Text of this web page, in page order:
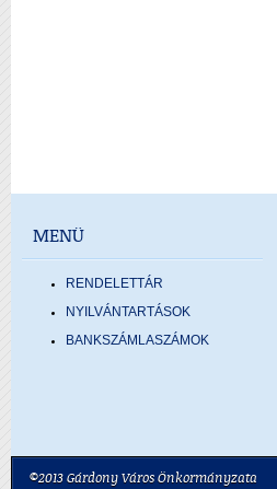
MENÜ
RENDELETTÁR
NYILVÁNTARTÁSOK
BANKSZÁMLASZÁMOK
©2013 Gárdony Város Önkormányzata